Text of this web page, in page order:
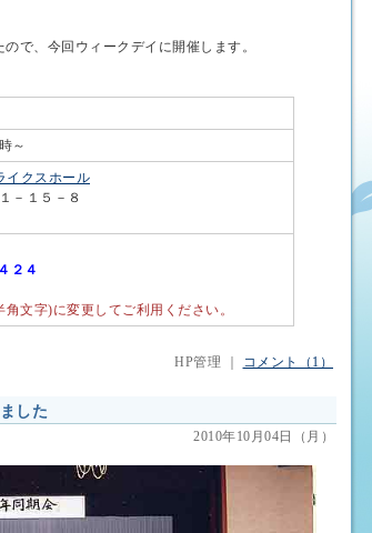
で、今回ウィークデイに開催します。
～
イクスホール
－１５－８
２４
文字)に変更してご利用ください。
HP管理 ｜ コメント（1）
した
2010年10月04日（月）